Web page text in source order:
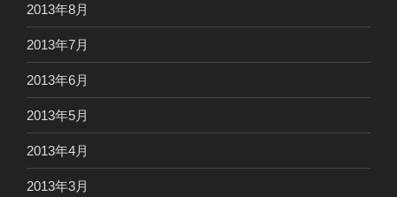
2013年8月
2013年7月
2013年6月
2013年5月
2013年4月
2013年3月